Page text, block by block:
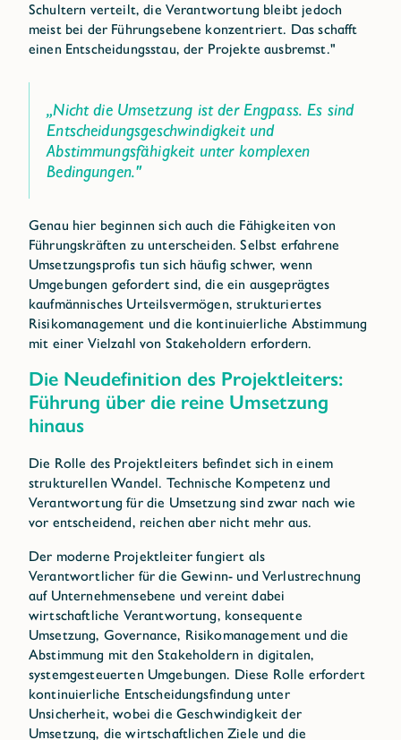
Schultern verteilt, die Verantwortung bleibt jedoch
meist bei der Führungsebene konzentriert. Das schafft
einen Entscheidungsstau, der Projekte ausbremst."
„Nicht die Umsetzung ist der Engpass. Es sind
Entscheidungsgeschwindigkeit und
Abstimmungsfähigkeit unter komplexen
Bedingungen."
Genau hier beginnen sich auch die Fähigkeiten von
Führungskräften zu unterscheiden. Selbst erfahrene
Umsetzungsprofis tun sich häufig schwer, wenn
Umgebungen gefordert sind, die ein ausgeprägtes
kaufmännisches Urteilsvermögen, strukturiertes
Risikomanagement und die kontinuierliche Abstimmung
mit einer Vielzahl von Stakeholdern erfordern.
Die Neudefinition des Projektleiters:
Führung über die reine Umsetzung
hinaus
Die Rolle des Projektleiters befindet sich in einem
strukturellen Wandel. Technische Kompetenz und
Verantwortung für die Umsetzung sind zwar nach wie
vor entscheidend, reichen aber nicht mehr aus.
Der moderne Projektleiter fungiert als
Verantwortlicher für die Gewinn- und Verlustrechnung
auf Unternehmensebene und vereint dabei
wirtschaftliche Verantwortung, konsequente
Umsetzung, Governance, Risikomanagement und die
Abstimmung mit den Stakeholdern in digitalen,
systemgesteuerten Umgebungen. Diese Rolle erfordert
kontinuierliche Entscheidungsfindung unter
Unsicherheit, wobei die Geschwindigkeit der
Umsetzung, die wirtschaftlichen Ziele und die